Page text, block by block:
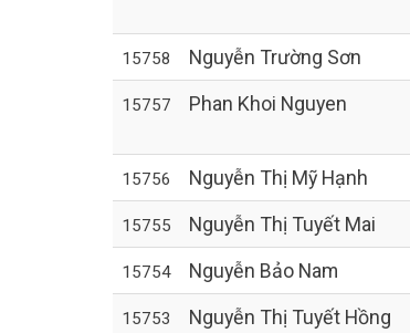
15758 Nguyễn Trường Sơn
15757 Phan Khoi Nguyen
15756 Nguyễn Thị Mỹ Hạnh
15755 Nguyễn Thị Tuyết Mai
15754 Nguyễn Bảo Nam
15753 Nguyễn Thị Tuyết Hồng